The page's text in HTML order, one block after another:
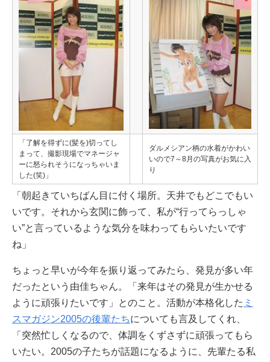
「了解を得ずに(髪を)切ってし
まって、撮影現場でマネージャ
ーに怒られそうになっちゃいま
した(笑)」
ダルメシアン柄の水着がかわい
いので7～8月の写真がお気に入
り
「朝起きていちばん目に付く場所。天井でもどこでもい
いです。それから玄関に飾って、私が“行ってらっしゃ
い”と言っているような気分を味わってもらいたいです
ね」
ちょっと早いが今年を振り返ってみたら、発見が多い年
だったという由佳ちゃん。「来年はその発見が生かせる
ように頑張りたいです」とのこと。活動が本格化した ミ
スマガジン2005の後輩たちについても言及してくれ、
「突然忙しくなるので、体調をくずさずに頑張ってもら
いたい。2005の子たちが話題になるように、先輩たる私